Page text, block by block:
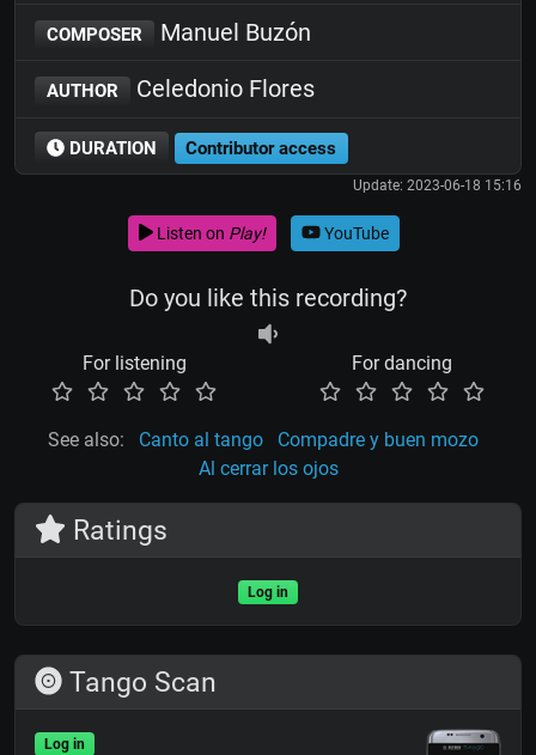
COMPOSER Manuel Buzón
AUTHOR Celedonio Flores
DURATION Contributor access
Update: 2023-06-18 15:16
Listen on Play! YouTube
Do you like this recording?
For listening For dancing
See also: Canto al tango
Compadre y buen mozo
Al cerrar los ojos
Ratings
Log in
Tango Scan
Log in